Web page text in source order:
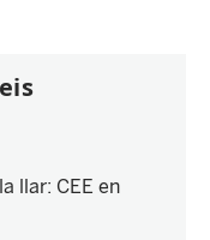
llar: CEE en